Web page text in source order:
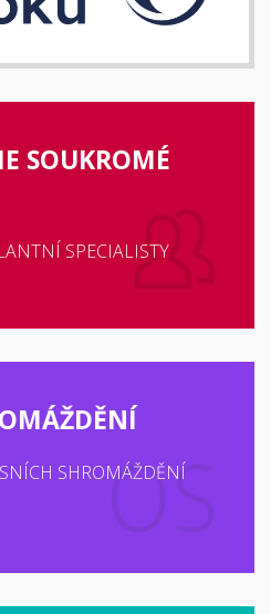
SOUKROMÉ
SPECIALISTY
SHROMÁŽDĚNÍ